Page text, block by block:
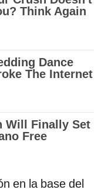
en la base del